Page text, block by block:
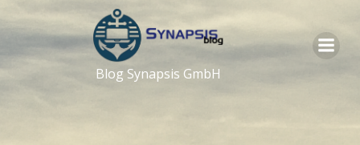
Inhalt
springen
Blog Synapsis GmbH